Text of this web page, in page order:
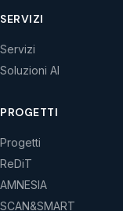
SERVIZI
Servizi
Soluzioni AI
PROGETTI
Progetti
ReDiT
AMNESIA
SCAN&SMART